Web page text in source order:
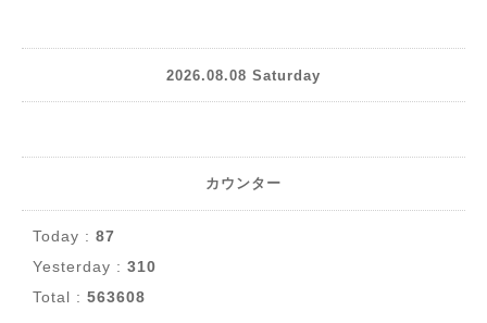
2026.08.08 Saturday
カウンター
Today : 87
Yesterday : 310
Total : 563608